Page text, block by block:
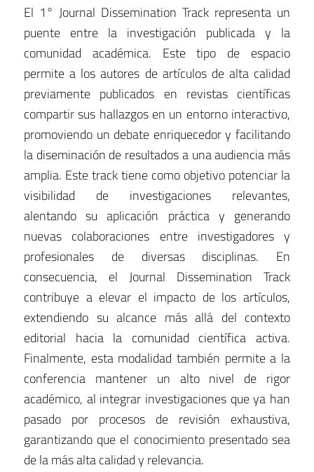
El 1° Journal Dissemination Track representa un
puente entre la investigación publicada y la
comunidad académica. Este tipo de espacio
permite a los autores de artículos de alta calidad
previamente publicados en revistas científicas
compartir sus hallazgos en un entorno interactivo,
promoviendo un debate enriquecedor y facilitando
la diseminación de resultados a una audiencia más
amplia. Este track tiene como objetivo potenciar la
visibilidad de investigaciones relevantes,
alentando su aplicación práctica y generando
nuevas colaboraciones entre investigadores y
profesionales de diversas disciplinas. En
consecuencia, el Journal Dissemination Track
contribuye a elevar el impacto de los artículos,
extendiendo su alcance más allá del contexto
editorial hacia la comunidad científica activa.
Finalmente, esta modalidad también permite a la
conferencia mantener un alto nivel de rigor
académico, al integrar investigaciones que ya han
pasado por procesos de revisión exhaustiva,
garantizando que el conocimiento presentado sea
de la más alta calidad y relevancia.